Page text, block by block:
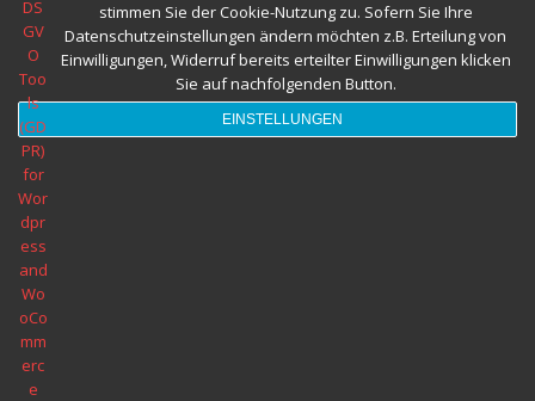
Abnehmspritze und Ernährungsberatung
Herzgesund Essen und Trinken
Ernährungsberatung Wien © 2022 Alle Rechte vorbehalten novumMED
stimmen Sie der Cookie-Nutzung zu. Sofern Sie Ihre
Datenschutzeinstellungen ändern möchten z.B. Erteilung von
Einwilligungen, Widerruf bereits erteilter Einwilligungen klicken
Sie auf nachfolgenden Button.
EINSTELLUNGEN